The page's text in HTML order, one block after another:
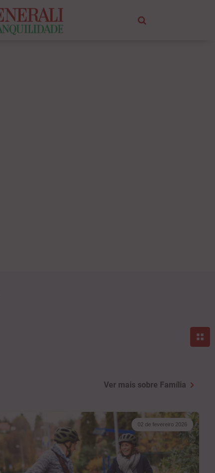
Ver mais sobre Família
02 de fevereiro 2026